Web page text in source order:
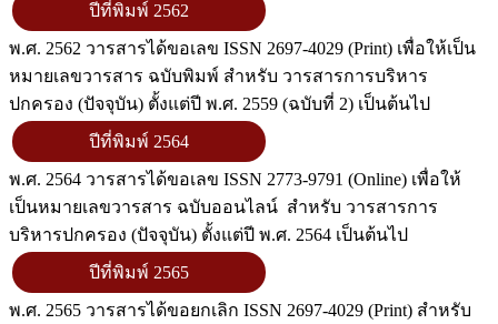
ปีที่พิมพ์ 2562
พ.ศ. 2562 วารสารได้ขอเลข ISSN 2697-4029 (Print) เพื่อให้เป็น
หมายเลขวารสาร ฉบับพิมพ์ สำหรับ วารสารการบริหาร
ปกครอง (ปัจจุบัน) ตั้งแต่ปี พ.ศ. 2559 (ฉบับที่ 2) เป็นต้นไป
ปีที่พิมพ์ 2564
พ.ศ. 2564 วารสารได้ขอเลข ISSN 2773-9791 (Online) เพื่อให้
เป็นหมายเลขวารสาร ฉบับออนไลน์ สำหรับ วารสารการ
บริหารปกครอง (ปัจจุบัน) ตั้งแต่ปี พ.ศ. 2564 เป็นต้นไป
ปีที่พิมพ์ 2565
พ.ศ. 2565 วารสารได้ขอยกเลิก ISSN 2697-4029 (Print) สำหรับ